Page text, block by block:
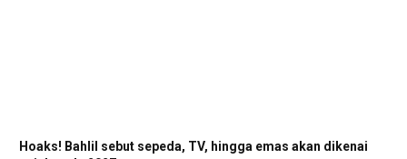
Hoaks! Bahlil sebut sepeda, TV, hingga emas akan dikenai